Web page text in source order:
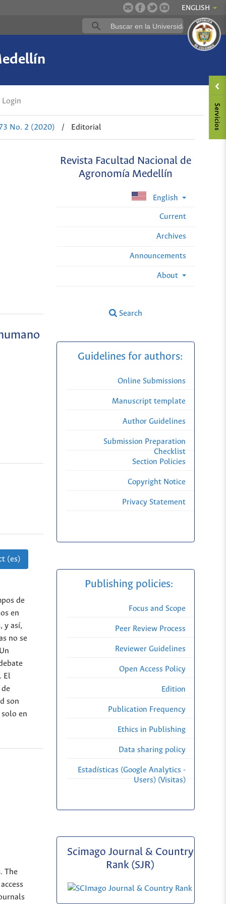
ENGLISH
Login
No. 2 (2020) / Editorial
Revista Facultad Nacional de
Agronomía Medellín
English
Current
Archives
Announcements
About
Search
(es)
de
en
y así,
no se
El
de
son
en
The
Guidelines for authors:
Online Submissions
Manuscript template
Author Guidelines
Submission Preparation
Checklist
Section Policies
Copyright Notice
Privacy Statement
Publishing policies:
Focus and Scope
Peer Review Process
Reviewer Guidelines
Open Access Policy
Edition
Publication Frequency
Ethics in Publishing
Data sharing policy
Estadísticas (Google Analytics -
Users) (Visitas)
Scimago Journal & Country
Rank (SJR)